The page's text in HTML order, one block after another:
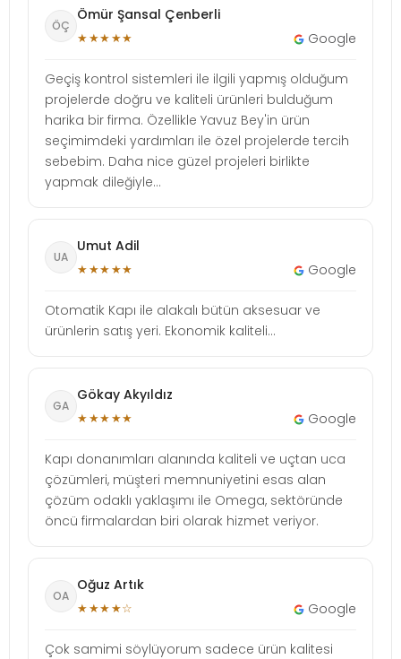
ÖÇ
Ömür Şansal Çenberli
★★★★★ Google
Geçiş kontrol sistemleri ile ilgili yapmış olduğum
projelerde doğru ve kaliteli ürünleri bulduğum
harika bir firma. Özellikle Yavuz Bey'in ürün
seçimimdeki yardımları ile özel projelerde tercih
sebebim. Daha nice güzel projeleri birlikte
yapmak dileğiyle...
UA
Umut Adil
★★★★★ Google
Otomatik Kapı ile alakalı bütün aksesuar ve
ürünlerin satış yeri. Ekonomik kaliteli...
GA
Gökay Akyıldız
★★★★★ Google
Kapı donanımları alanında kaliteli ve uçtan uca
çözümleri, müşteri memnuniyetini esas alan
çözüm odaklı yaklaşımı ile Omega, sektöründe
öncü firmalardan biri olarak hizmet veriyor.
OA
Oğuz Artık
★★★★☆ Google
Çok samimi söylüyorum sadece ürün kalitesi